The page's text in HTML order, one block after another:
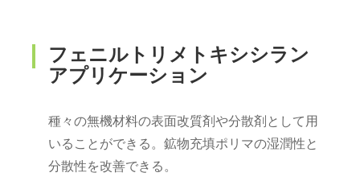
フェニルトリメトキシシラン
アプリケーション
種々の無機材料の表面改質剤や分散剤として用
いることができる。鉱物充填ポリマの湿潤性と
分散性を改善できる。